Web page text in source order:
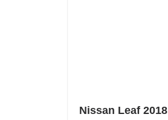
Nissan Leaf 2018